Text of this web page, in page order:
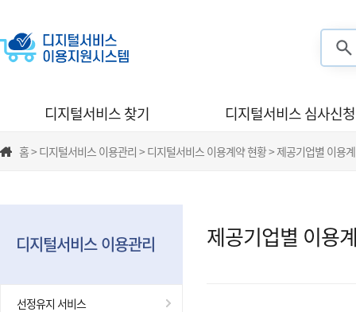
디지털서비스 찾기 디지털서비스 심사신청
홈 > 디지털서비스 이용관리 > 디지털서비스 이용계약 현황 > 제공기업별 이용
디지털서비스 이용관리
선정유지 서비스
제공기업별 이용